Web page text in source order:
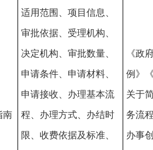
南
适用范围、项目信息、
审批依据、受理机构、
决定机构、审批数量、
申请条件、申请材料、
申请接收、办理基本流
程、办理方式、办结时
限、收费依据及标准、
《政
例》
关于
务流
办事